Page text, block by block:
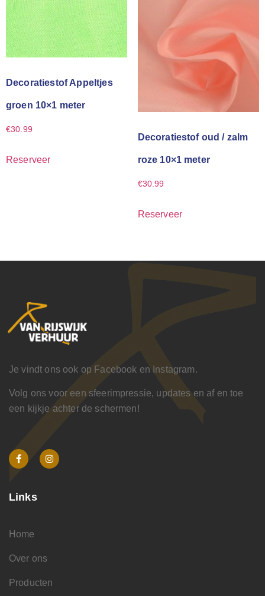
Decoratiestof Appeltjes
groen 10×1 meter
€30.99
Reserveer
Decoratiestof oud / zalm
roze 10×1 meter
€30.99
Reserveer
Je vindt ons ook op Facebook en Instagram.
Volg ons voor een sfeerimpressie, updates en af en toe
een kijkje achter de schermen!
Links
Home
Over ons
Producten